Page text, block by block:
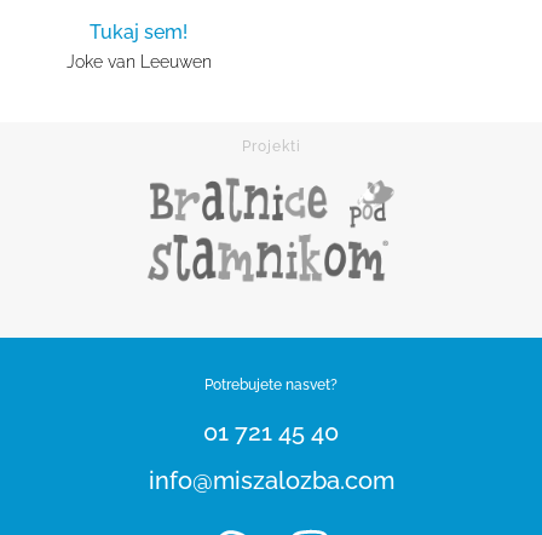
Tukaj sem!
Joke van Leeuwen
Potrebujete nasvet?
01 721 45 40
info@miszalozba.com